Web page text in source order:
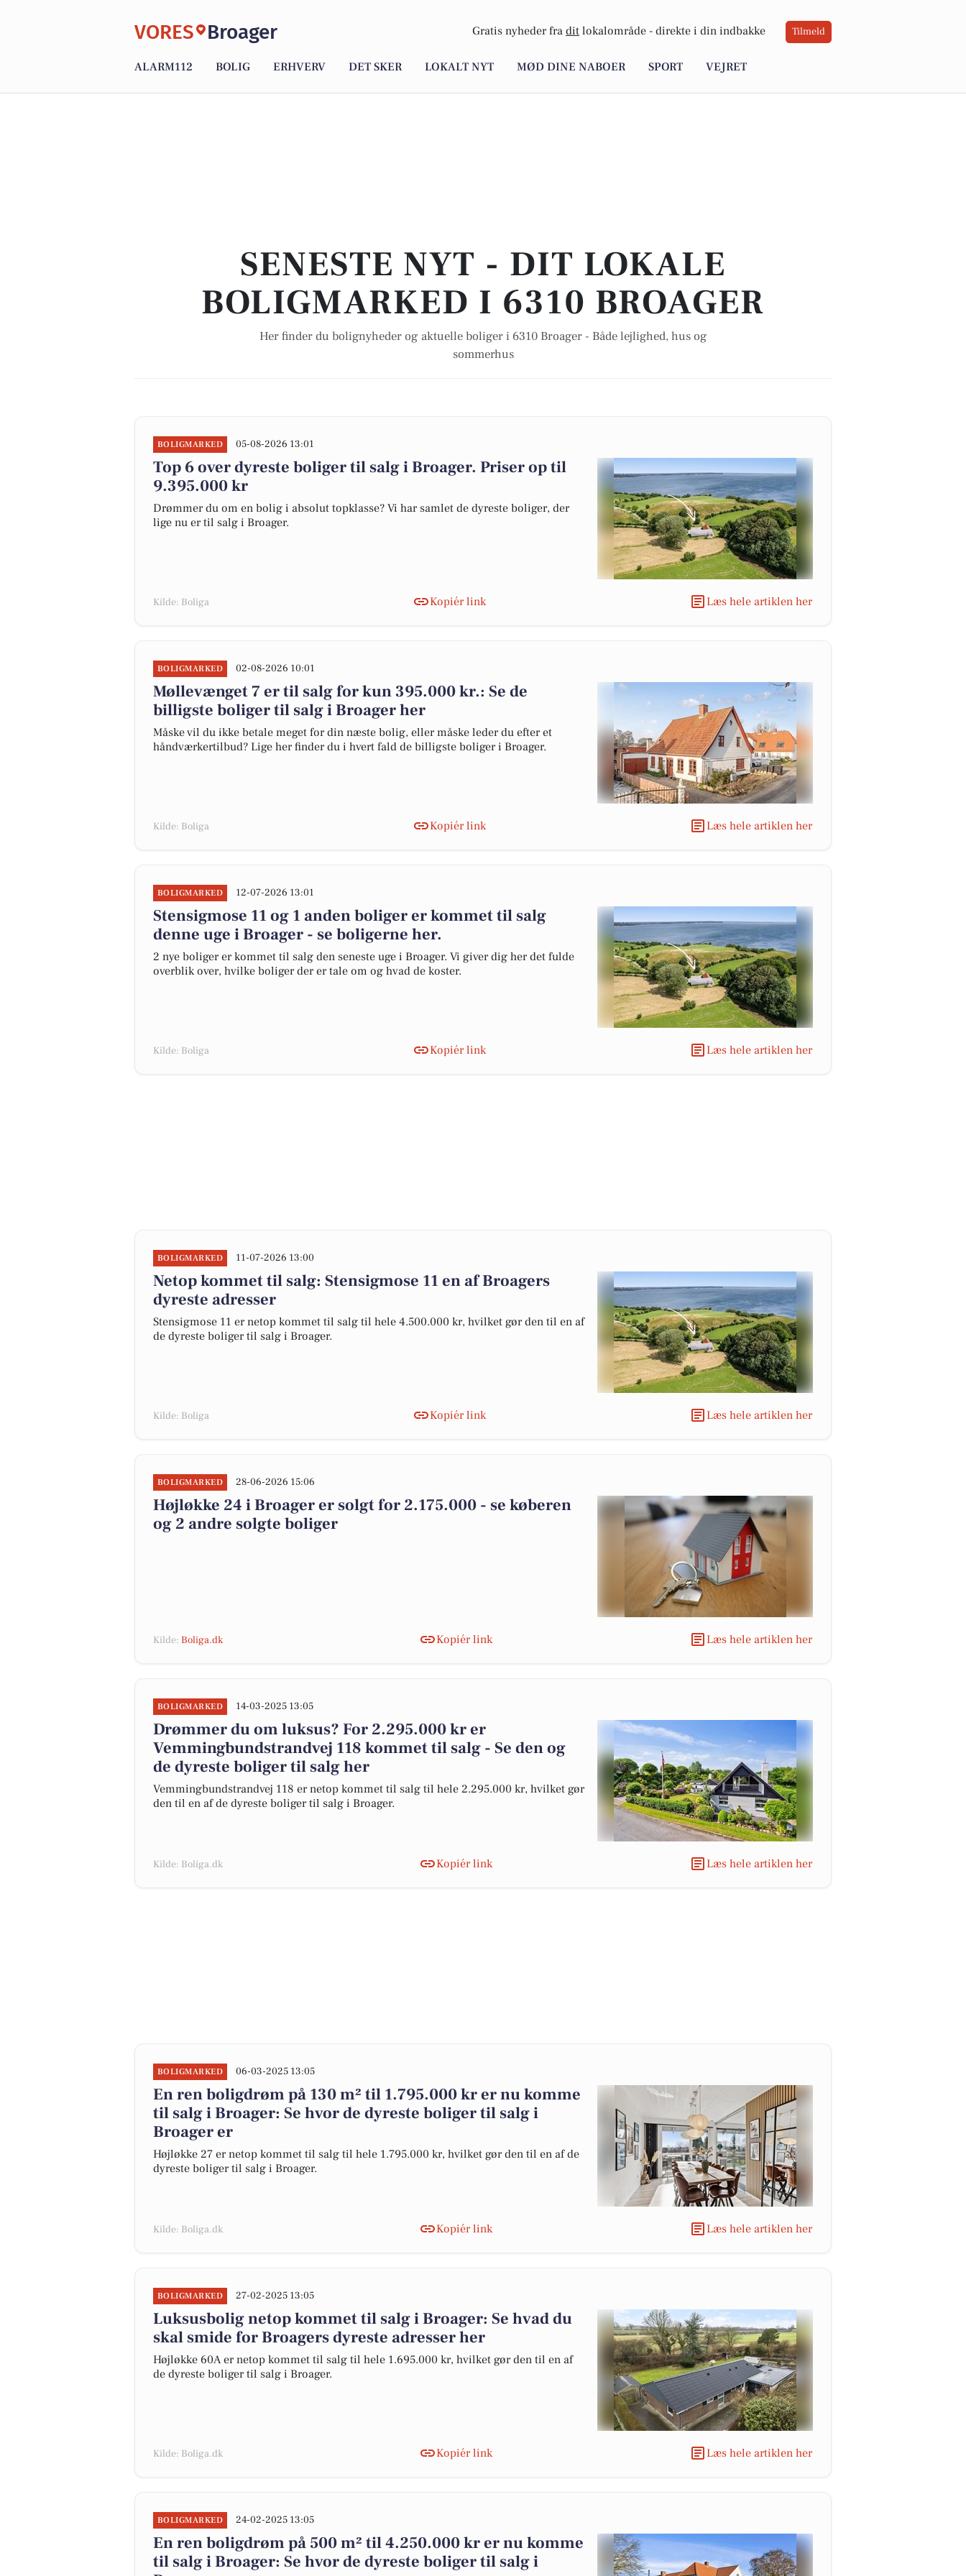
VORES Broager Gratis nyheder fra dit lokalområde - direkte i din indbakke Tilmeld
ALARM112 BOLIG ERHVERV DET SKER LOKALT NYT MØD DINE NABOER SPORT VEJRET
SENESTE NYT - DIT LOKALE
BOLIGMARKED I 6310 BROAGER
Her finder du bolignyheder og aktuelle boliger i 6310 Broager - Både lejlighed, hus og
sommerhus
BOLIGMARKED 05-08-2026 13:01
Top 6 over dyreste boliger til salg i Broager. Priser op til
9.395.000 kr
Drømmer du om en bolig i absolut topklasse? Vi har samlet de dyreste boliger, der
lige nu er til salg i Broager.
Kilde: Boliga Kopiér link Læs hele artiklen her
BOLIGMARKED 02-08-2026 10:01
Møllevænget 7 er til salg for kun 395.000 kr.: Se de
billigste boliger til salg i Broager her
Måske vil du ikke betale meget for din næste bolig, eller måske leder du efter et
håndværkertilbud? Lige her finder du i hvert fald de billigste boliger i Broager.
Kilde: Boliga Kopiér link Læs hele artiklen her
BOLIGMARKED 12-07-2026 13:01
Stensigmose 11 og 1 anden boliger er kommet til salg
denne uge i Broager - se boligerne her.
2 nye boliger er kommet til salg den seneste uge i Broager. Vi giver dig her det fulde
overblik over, hvilke boliger der er tale om og hvad de koster.
Kilde: Boliga Kopiér link Læs hele artiklen her
BOLIGMARKED 11-07-2026 13:00
Netop kommet til salg: Stensigmose 11 en af Broagers
dyreste adresser
Stensigmose 11 er netop kommet til salg til hele 4.500.000 kr, hvilket gør den til en af
de dyreste boliger til salg i Broager.
Kilde: Boliga Kopiér link Læs hele artiklen her
BOLIGMARKED 28-06-2026 15:06
Højløkke 24 i Broager er solgt for 2.175.000 - se køberen
og 2 andre solgte boliger
Kilde: Boliga.dk Kopiér link Læs hele artiklen her
BOLIGMARKED 14-03-2025 13:05
Drømmer du om luksus? For 2.295.000 kr er
Vemmingbundstrandvej 118 kommet til salg - Se den og
de dyreste boliger til salg her
Vemmingbundstrandvej 118 er netop kommet til salg til hele 2.295.000 kr, hvilket gør
den til en af de dyreste boliger til salg i Broager.
Kilde: Boliga.dk Kopiér link Læs hele artiklen her
BOLIGMARKED 06-03-2025 13:05
En ren boligdrøm på 130 m² til 1.795.000 kr er nu komme
til salg i Broager: Se hvor de dyreste boliger til salg i
Broager er
Højløkke 27 er netop kommet til salg til hele 1.795.000 kr, hvilket gør den til en af de
dyreste boliger til salg i Broager.
Kilde: Boliga.dk Kopiér link Læs hele artiklen her
BOLIGMARKED 27-02-2025 13:05
Luksusbolig netop kommet til salg i Broager: Se hvad du
skal smide for Broagers dyreste adresser her
Højløkke 60A er netop kommet til salg til hele 1.695.000 kr, hvilket gør den til en af
de dyreste boliger til salg i Broager.
Kilde: Boliga.dk Kopiér link Læs hele artiklen her
BOLIGMARKED 24-02-2025 13:05
En ren boligdrøm på 500 m² til 4.250.000 kr er nu komme
til salg i Broager: Se hvor de dyreste boliger til salg i